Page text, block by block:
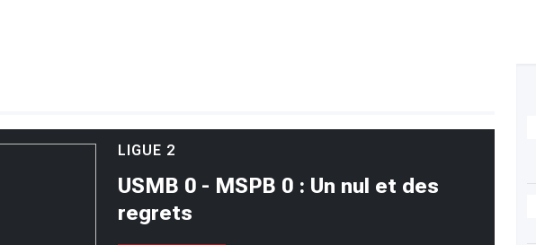
LIGUE 2
USMB 0 - MSPB 0 : Un nul et des
regrets